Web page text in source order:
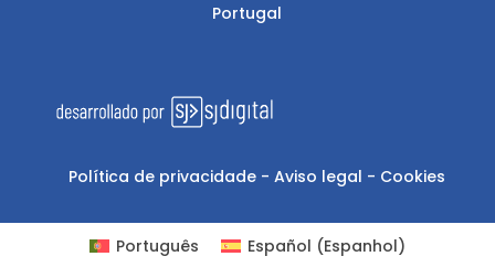
Portugal
Política de privacidade -Aviso legal - Cookies
Português Español (Espanhol)